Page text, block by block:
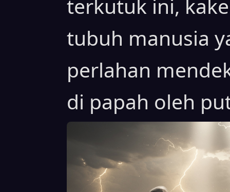
terkutuk ini,
tubuh manusia
perlahan
di papah oleh